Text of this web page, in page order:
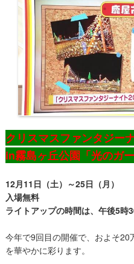
クリスマスファンタジー
in霧島ヶ丘公園「光のガー
12月11日（土）～25日（月）
入場無料
ライトアップの時間は、午後5時
今年で9回目の開催で、およそ
を華やかに彩ります。